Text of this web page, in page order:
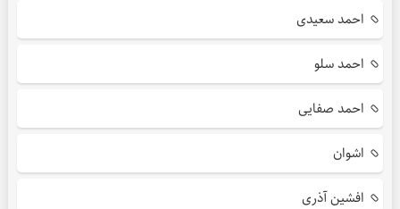
احمد سعیدی
احمد سلو
احمد صفایی
اشوان
افشین آذری